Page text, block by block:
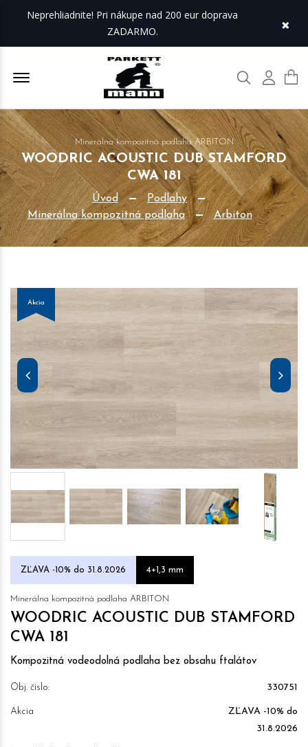
Neprehliadnite! Pri nákupe nad 200 eur doprava
ZADARMO.
×
Offcanvas Menu Open Hľadať Môj
Minerálna kompozitná podlaha ARBITON
WOODRIC ACOUSTIC DUB STAMFORD
CWA 181
Úvod
Podlahy
Minerálna kompozitná podlaha
Arbiton
Akcia
ZĽAVA -10% do 31.8.2026 4+1,3 mm
Minerálna kompozitná podlaha ARBITON
WOODRIC ACOUSTIC DUB STAMFORD
CWA 181
Kompozitná vodeodolná podlaha bez obsahu ftalátov
Obj. čislo: 330751
Akcia
ZĽAVA -10% do
31.8.2026